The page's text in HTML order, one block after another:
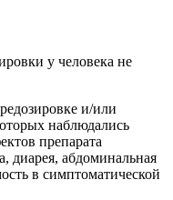
у человека не
и/или
наблюдались
препарата
диарея, абдоминальная
в симптоматической